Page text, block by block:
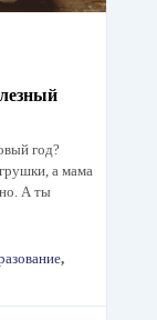
год?
а мама
А ты
,